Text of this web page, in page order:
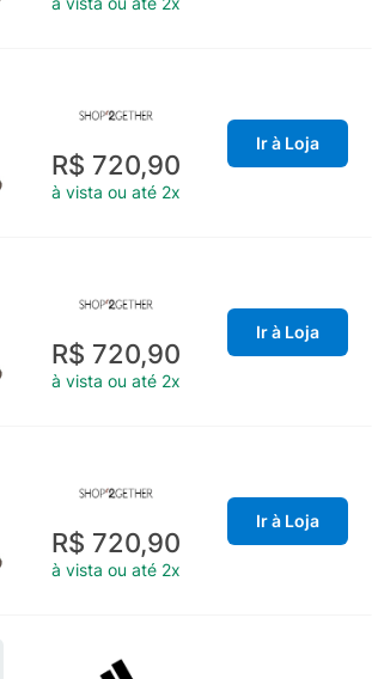
R$ 720,90
à vista ou até 2x
Ir à Loja
R$ 720,90
à vista ou até 2x
Ir à Loja
R$ 720,90
à vista ou até 2x
Ir à Loja